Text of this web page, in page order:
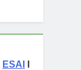
ESAI